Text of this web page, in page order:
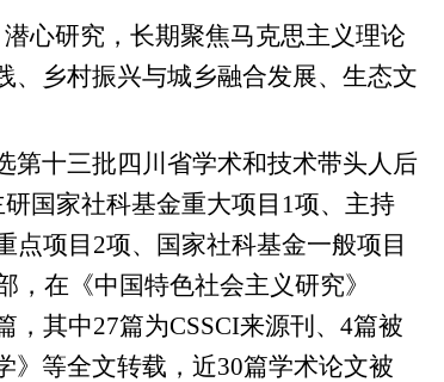
心研究，长期聚焦马克思主义理论
、乡村振兴与城乡融合发展、生态文
第十三批四川省学术和技术带头人后
国家社科基金重大项目1项、主持
点项目2项、国家社科基金一般项目
在《中国特色社会主义研究》
，其中27篇为CSSCI来源刊、4篇被
》等全文转载，近30篇学术论文被